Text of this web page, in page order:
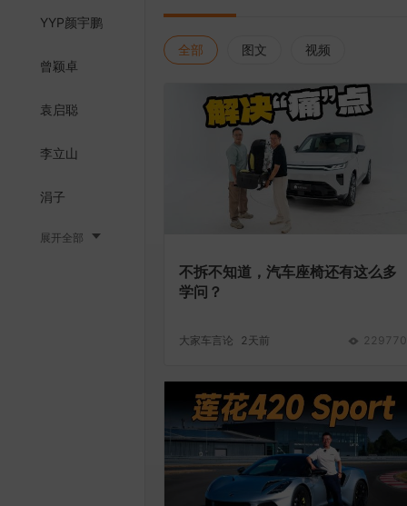
YYP颜宇鹏
曾颖卓
袁启聪
李立山
涓子
展开全部
全部 图文 视频
不拆不知道，汽车座椅还有这么多
学问？
大家车言论 2天前 229770